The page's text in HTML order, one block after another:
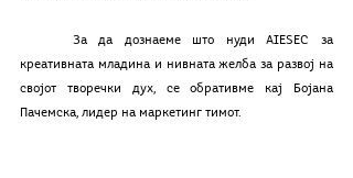
креативната младина и нивната желба за развој на
својот творечки дух, се обративме кај Бојана
Пачемска, лидер на маркетинг тимот.